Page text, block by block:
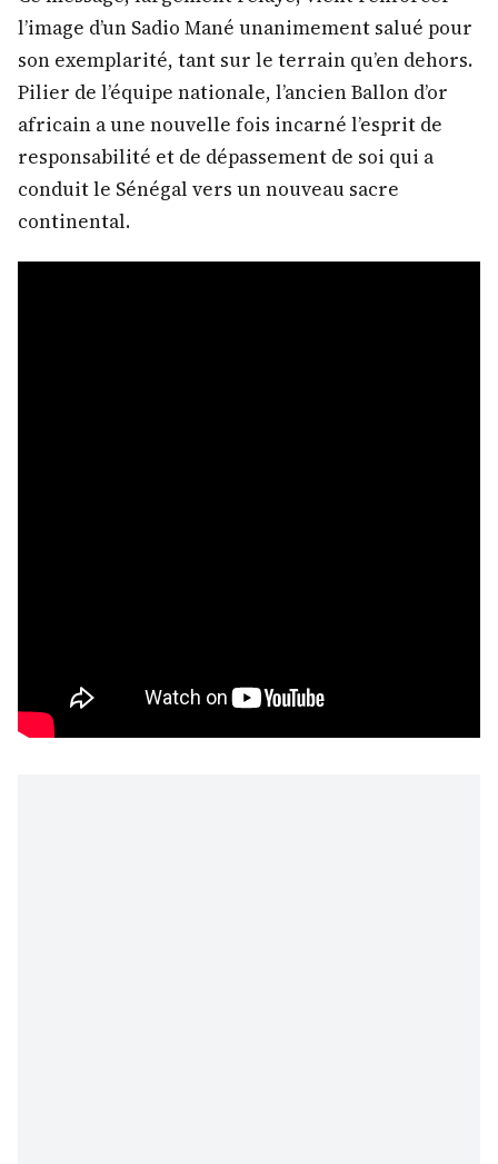
l’image d’un Sadio Mané unanimement salué pour
son exemplarité, tant sur le terrain qu’en dehors.
Pilier de l’équipe nationale, l’ancien Ballon d’or
africain a une nouvelle fois incarné l’esprit de
responsabilité et de dépassement de soi qui a
conduit le Sénégal vers un nouveau sacre
continental.